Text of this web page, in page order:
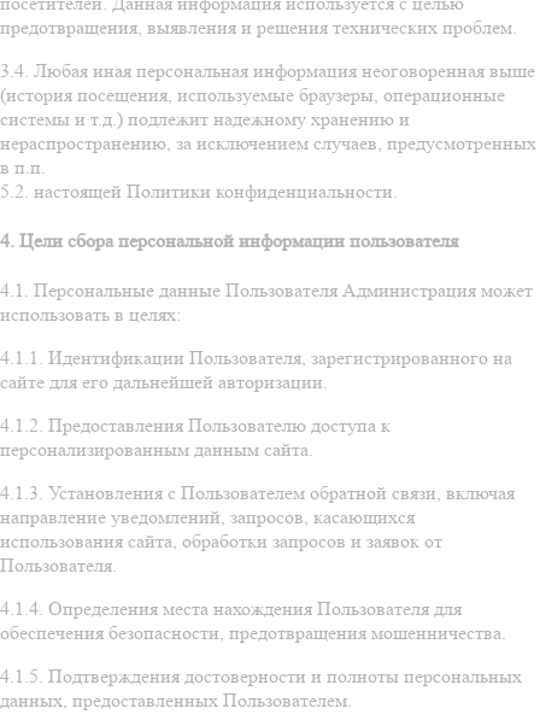
предотвращения, выявления и решения технических проблем.
3.4. Любая иная персональная информация неоговоренная выше
(история посещения, используемые браузеры, операционные
системы и т.д.) подлежит надежному хранению и
нераспространению, за исключением случаев, предусмотренных
в п.п.
5.2. настоящей Политики конфиденциальности.
4. Цели сбора персональной информации пользователя
4.1. Персональные данные Пользователя Администрация может
использовать в целях:
4.1.1. Идентификации Пользователя, зарегистрированного на
сайте для его дальнейшей авторизации.
4.1.2. Предоставления Пользователю доступа к
персонализированным данным сайта.
4.1.3. Установления с Пользователем обратной связи, включая
направление уведомлений, запросов, касающихся
использования сайта, обработки запросов и заявок от
Пользователя.
4.1.4. Определения места нахождения Пользователя для
обеспечения безопасности, предотвращения мошенничества.
4.1.5. Подтверждения достоверности и полноты персональных
данных, предоставленных Пользователем.